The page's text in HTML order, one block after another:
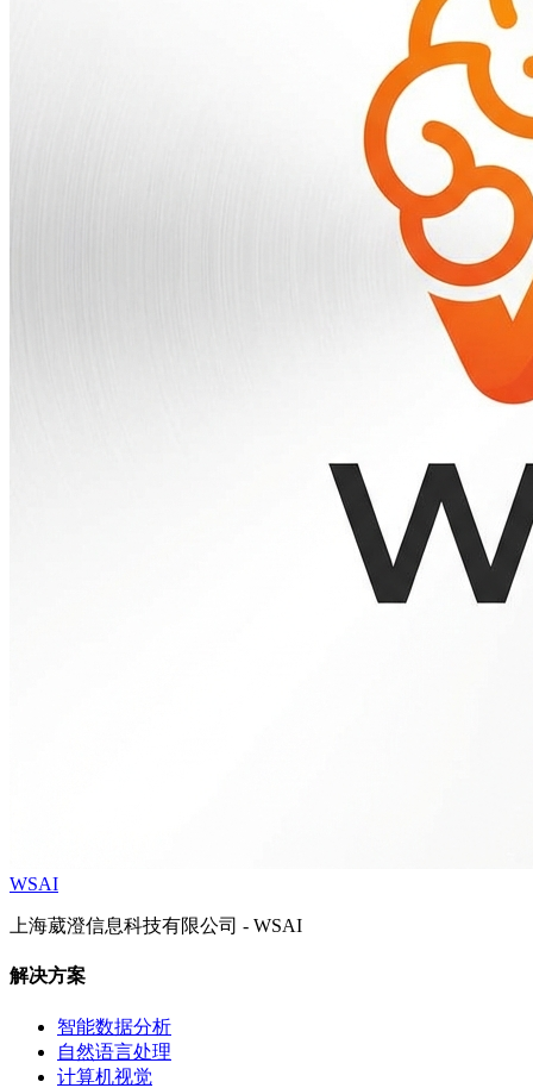
WSAI
上海葳澄信息科技有限公司 - WSAI
解决方案
智能数据分析
自然语言处理
计算机视觉